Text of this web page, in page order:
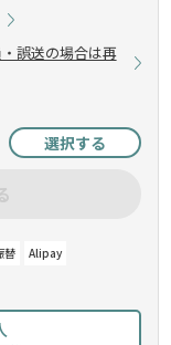
誤送の場合は再
選択する
替
Alipay